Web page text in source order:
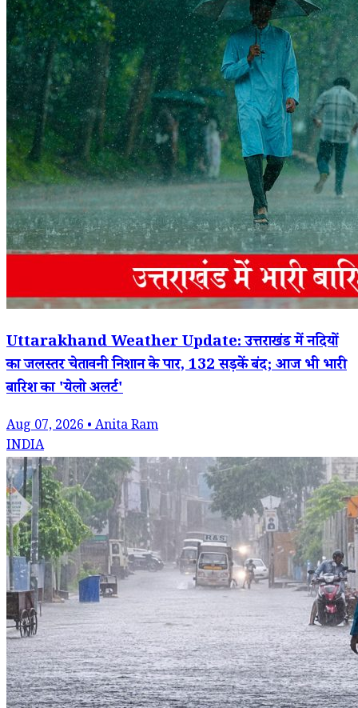
Uttarakhand Weather Update: उत्तराखंड में नदियों
का जलस्तर चेतावनी निशान के पार, 132 सड़कें बंद; आज भी भारी
बारिश का 'येलो अलर्ट'
Aug 07, 2026 • Anita Ram
INDIA